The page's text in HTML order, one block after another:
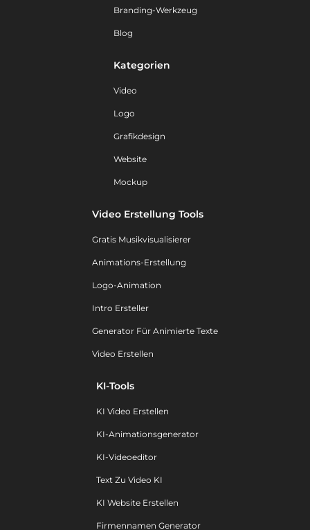
Branding-Werkzeug
Blog
Kategorien
Video
Logo
Grafikdesign
Website
Mockup
Video Erstellung Tools
Gratis Musikvisualisierer
Animations-Erstellung
Logo-Animation
Intro Ersteller
Generator Für Animierte Texte
Video Erstellen
KI-Tools
KI Video Erstellen
KI-Animationsgenerator
KI-Videoeditor
Text Zu Video KI
KI Website Erstellen
Firmennamen Generator